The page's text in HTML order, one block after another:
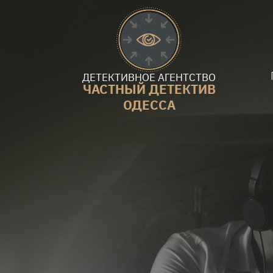
ДЕТЕКТИВНОЕ АГЕНТСТВО
ЧАСТНЫЙ ДЕТЕКТИВ
ОДЕССА